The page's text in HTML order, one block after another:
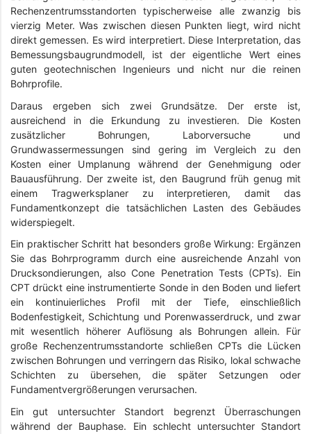
Rechenzentrumsstandorten typischerweise alle zwanzig bis
vierzig Meter. Was zwischen diesen Punkten liegt, wird nicht
direkt gemessen. Es wird interpretiert. Diese Interpretation, das
Bemessungsbaugrundmodell, ist der eigentliche Wert eines
guten geotechnischen Ingenieurs und nicht nur die reinen
Bohrprofile.
Daraus ergeben sich zwei Grundsätze. Der erste ist,
ausreichend in die Erkundung zu investieren. Die Kosten
zusätzlicher Bohrungen, Laborversuche und
Grundwassermessungen sind gering im Vergleich zu den
Kosten einer Umplanung während der Genehmigung oder
Bauausführung. Der zweite ist, den Baugrund früh genug mit
einem Tragwerksplaner zu interpretieren, damit das
Fundamentkonzept die tatsächlichen Lasten des Gebäudes
widerspiegelt.
Ein praktischer Schritt hat besonders große Wirkung: Ergänzen
Sie das Bohrprogramm durch eine ausreichende Anzahl von
Drucksondierungen, also Cone Penetration Tests (CPTs). Ein
CPT drückt eine instrumentierte Sonde in den Boden und liefert
ein kontinuierliches Profil mit der Tiefe, einschließlich
Bodenfestigkeit, Schichtung und Porenwasserdruck, und zwar
mit wesentlich höherer Auflösung als Bohrungen allein. Für
große Rechenzentrumsstandorte schließen CPTs die Lücken
zwischen Bohrungen und verringern das Risiko, lokal schwache
Schichten zu übersehen, die später Setzungen oder
Fundamentvergrößerungen verursachen.
Ein gut untersuchter Standort begrenzt Überraschungen
während der Bauphase. Ein schlecht untersuchter Standort